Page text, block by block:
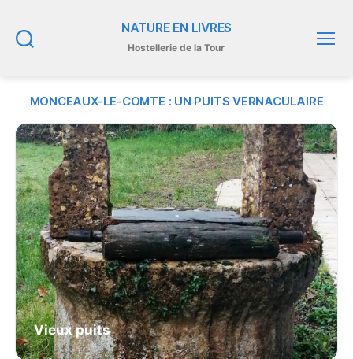
NATURE EN LIVRES
Hostellerie de la Tour
MONCEAUX-LE-COMTE : UN PUITS VERNACULAIRE
Vieux puits